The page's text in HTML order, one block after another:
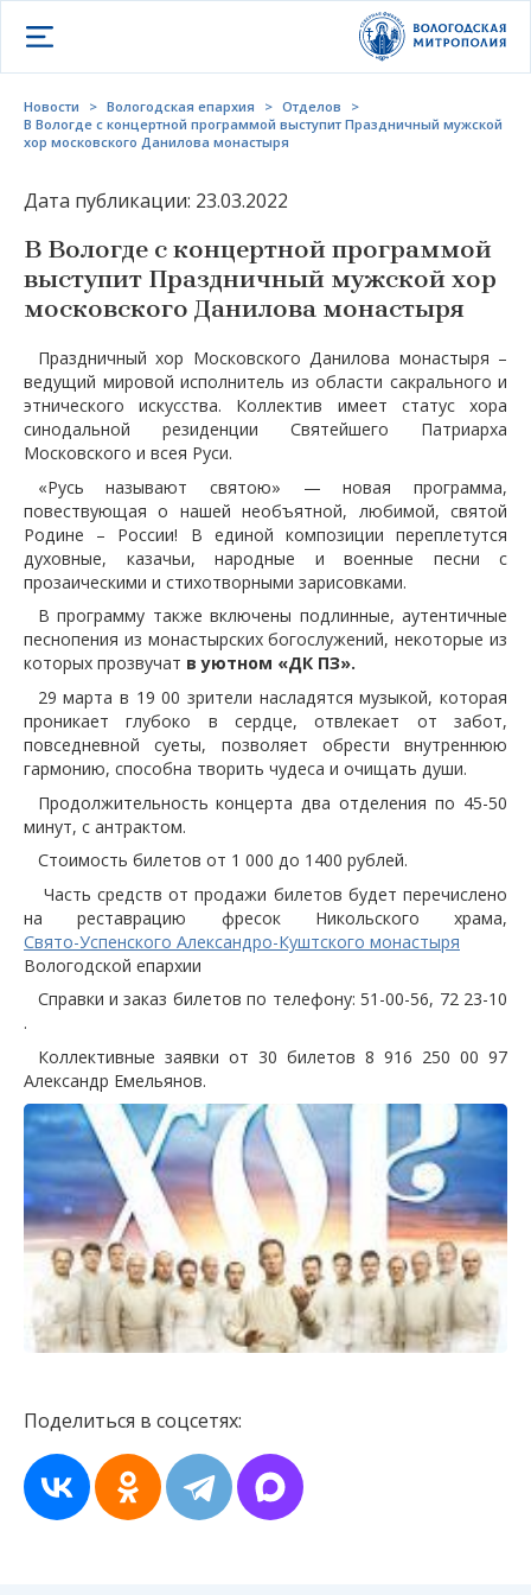
Открыть меню
Новости > Вологодская епархия > Отделов
>
В Вологде с концертной программой выступит Праздничный мужской
хор московского Данилова монастыря
Дата публикации: 23.03.2022
В Вологде с концертной программой
выступит Праздничный мужской хор
московского Данилова монастыря
Праздничный хор Московского Данилова монастыря –
ведущий мировой исполнитель из области сакрального и
этнического искусства. Коллектив имеет статус хора
синодальной резиденции Святейшего Патриарха
Московского и всея Руси.
«Русь называют святою» — новая программа,
повествующая о нашей необъятной, любимой, святой
Родине – России! В единой композиции переплетутся
духовные, казачьи, народные и военные песни с
прозаическими и стихотворными зарисовками.
В программу также включены подлинные, аутентичные
песнопения из монастырских богослужений, некоторые из
которых прозвучат в уютном «ДК ПЗ».
29 марта в 19 00 зрители насладятся музыкой, которая
проникает глубоко в сердце, отвлекает от забот,
повседневной суеты, позволяет обрести внутреннюю
гармонию, способна творить чудеса и очищать души.
Продолжительность концерта два отделения по 45-50
минут, с антрактом.
Стоимость билетов от 1 000 до 1400 рублей.
Часть средств от продажи билетов будет перечислено
на реставрацию фресок Никольского храма,
Свято-Успенского Александро-Куштского монастыря
Вологодской епархии
Справки и заказ билетов по телефону: 51-00-56, 72 23-10
.
Коллективные заявки от 30 билетов 8 916 250 00 97
Александр Емельянов.
Поделиться в соцсетях: